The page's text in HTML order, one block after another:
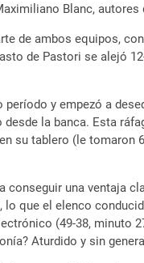
Blanc,
de ambos equipos,
de Pastori se alejó
y empezó a
la banca. Esta
su tablero (le
conseguir una ventaja
que el elenco
(49-38, minuto
Aturdido y sin